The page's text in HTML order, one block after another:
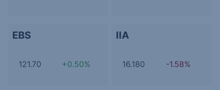
EBS
121.70 +0.50%
IIA
16.180 -1.58%